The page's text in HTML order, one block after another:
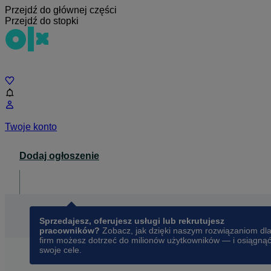
Przejdź do głównej części
Przejdź do stopki
Twoje konto
Dodaj ogłoszenie
Sprzedajesz, oferujesz usługi lub rekrutujesz
pracowników? Zobacz, jak dzięki naszym rozwiązaniom dla
firm możesz dotrzeć do milionów użytkowników — i osiągnąć
swoje cele.